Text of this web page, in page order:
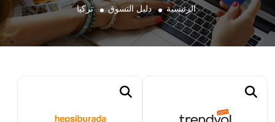
الرئيسية دليل التسوق تركيا